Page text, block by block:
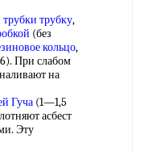
трубку,
(без
кольцо,
При слабом
наливают на
Гуча (1—1,5
асбест
Эту